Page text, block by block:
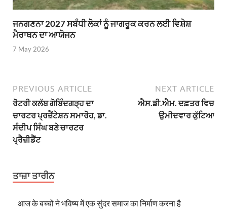
ਜਨਗਣਨਾ 2027 ਸਬੰਧੀ ਲੋਕਾਂ ਨੂੰ ਜਾਗਰੂਕ ਕਰਨ ਲਈ ਵਿਸ਼ੇਸ਼
ਮੈਰਾਥਨ ਦਾ ਆਯੋਜਨ
7 May 2026
PREVIOUS ARTICLE
ਰੋਟਰੀ ਕਲੱਬ ਗੋਬਿੰਦਗੜ੍ਹ ਦਾ
ਚਾਰਟਰ ਪ੍ਰਜ਼ੈਂਟੇਸ਼ਨ ਸਮਾਰੋਹ, ਡਾ.
ਸੰਦੀਪ ਸਿੰਘ ਬਣੇ ਚਾਰਟਰ
ਪ੍ਰੈਜ਼ੀਡੈਂਟ
NEXT ARTICLE
ਐਸ.ਡੀ.ਐਮ. ਦਫ਼ਤਰ ਵਿਚ
ਉਮੀਦਵਾਰ ਕੁੱਟਿਆ
ਤਾਜ਼ਾ ਤਾਰੀਨ
आज के बच्चों ने भविष्य में एक सुंदर समाज का निर्माण करना है